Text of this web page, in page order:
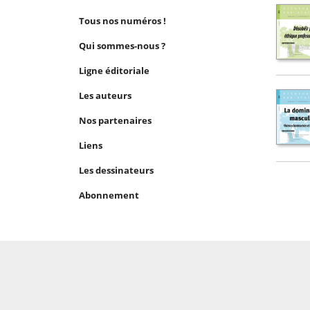
Tous nos numéros !
Qui sommes-nous ?
Ligne éditoriale
Les auteurs
Nos partenaires
Liens
Les dessinateurs
Abonnement